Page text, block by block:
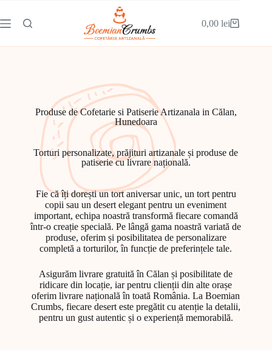
0,00lei
Produse de Cofetarie si Patiserie Artizanala in Călan,
Hunedoara
Torturi personalizate, prăjituri artizanale și produse de
patiserie cu livrare națională.
Fie că îți dorești un tort aniversar unic, un tort pentru
copii sau un desert elegant pentru un eveniment
important, echipa noastră transformă fiecare comandă
într-o creație specială. Pe lângă gama noastră variată de
produse, oferim și posibilitatea de personalizare
completă a torturilor, în funcție de preferințele tale.
Asigurăm livrare gratuită în Călan și posibilitate de
ridicare din locație, iar pentru clienții din alte orașe
oferim livrare națională în toată România. La Boemian
Crumbs, fiecare desert este pregătit cu atenție la detalii,
pentru un gust autentic și o experiență memorabilă.